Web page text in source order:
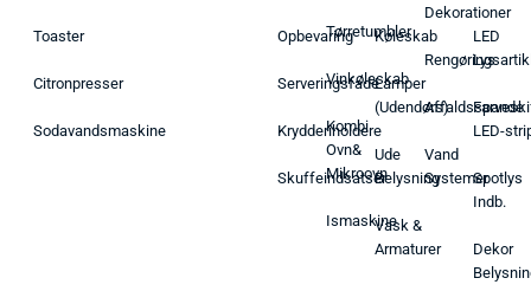
Toaster
Citronpresser
Sodavandsmaskine
Opbevaring
Serveringsfade
Krydderiholdere
Skuffeindsatser
Tørretumbler
Vinkøleskab
Kombi
Ovn&
Mikroovn
Ismaskine
Køleskab
Lamper
(Udendørs)
Ude
Belysning
Vask &
Armaturer
Dekorationer
Affaldsspande
Vand
Systemer
LED
Lys
LED-
Spotlys
Indb.
Dekor